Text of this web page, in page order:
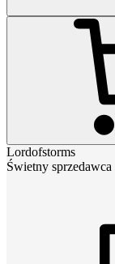
Lordofstorms
Świetny sprzedawca